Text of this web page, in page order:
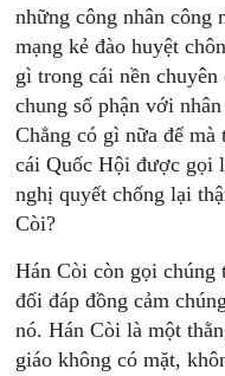
những công nhân công
mạng kẻ đào huyệt
gì trong cái nền
chung số phận với
Chẳng có gì nữa để
cái Quốc Hội được gọi
nghị quyết chống lại
Còi?
Hán Còi còn gọi chúng
đối đáp đồng cảm
nó. Hán Còi là một
giáo không có mặt,